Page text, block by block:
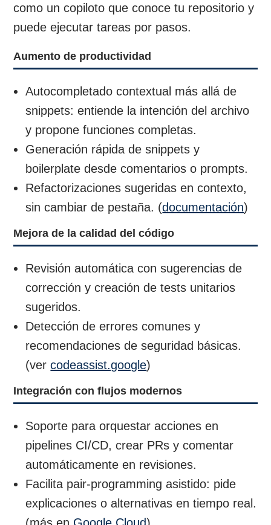
como un copiloto que conoce tu repositorio y
puede ejecutar tareas por pasos.
Aumento de productividad
Autocompletado contextual más allá de
snippets: entiende la intención del archivo
y propone funciones completas.
Generación rápida de snippets y
boilerplate desde comentarios o prompts.
Refactorizaciones sugeridas en contexto,
sin cambiar de pestaña. (documentación)
Mejora de la calidad del código
Revisión automática con sugerencias de
corrección y creación de tests unitarios
sugeridos.
Detección de errores comunes y
recomendaciones de seguridad básicas.
(vercodeassist.google)
Integración con flujos modernos
Soporte para orquestar acciones en
pipelines CI/CD, crear PRs y comentar
automáticamente en revisiones.
Facilita pair-programming asistido: pide
explicaciones o alternativas en tiempo real.